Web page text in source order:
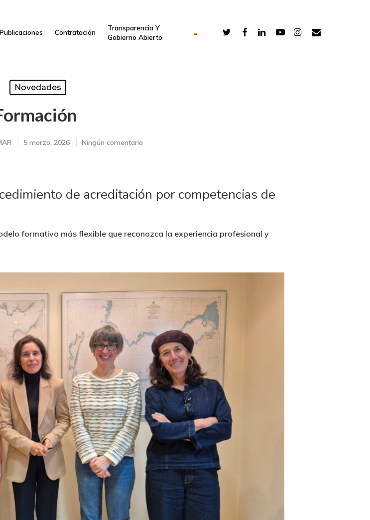
Publicaciones Contratación
Transparencia Y
Gobierno Abierto
Novedades
5 marzo, 2026 Ningún comentario
de acreditación por competencias de
formativo más flexible que reconozca la experiencia profesional y